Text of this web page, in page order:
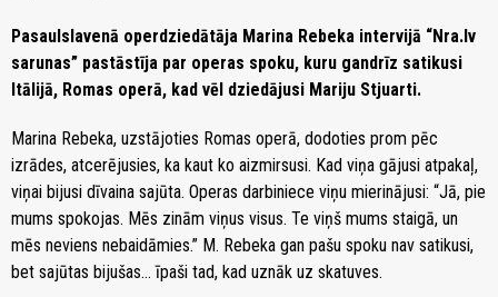
Pasaulslavenā operdziedātāja Marina Rebeka intervijā “Nra.lv
sarunas” pastāstīja par operas spoku, kuru gandrīz satikusi
Itālijā, Romas operā, kad vēl dziedājusi Mariju Stjuarti.
Marina Rebeka, uzstājoties Romas operā, dodoties prom pēc
izrādes, atcerējusies, ka kaut ko aizmirsusi. Kad viņa gājusi atpakaļ,
viņai bijusi dīvaina sajūta. Operas darbiniece viņu mierinājusi: “Jā, pie
mums spokojas. Mēs zinām viņus visus. Te viņš mums staigā, un
mēs neviens nebaidāmies.” M. Rebeka gan pašu spoku nav satikusi,
bet sajūtas bijušas… īpaši tad, kad uznāk uz skatuves.